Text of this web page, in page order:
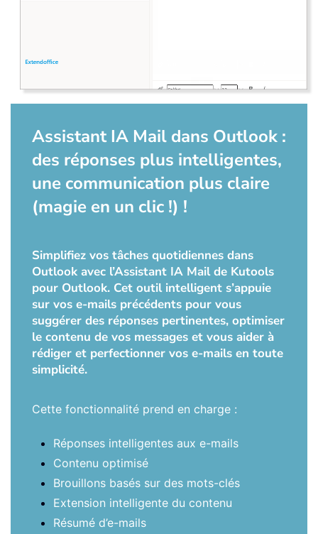
Assistant IA Mail dans Outlook :
des réponses plus intelligentes,
une communication plus claire
(magie en un clic !) !
Simplifiez vos tâches quotidiennes dans
Outlook avec l’Assistant IA Mail de Kutools
pour Outlook. Cet outil intelligent s’appuie
sur vos e-mails précédents pour vous
suggérer des réponses pertinentes, optimiser
le contenu de vos messages et vous aider à
rédiger et perfectionner vos e-mails en toute
simplicité.
Cette fonctionnalité prend en charge :
Réponses intelligentes aux e-mails
Contenu optimisé
Brouillons basés sur des mots-clés
Extension intelligente du contenu
Résumé d’e-mails